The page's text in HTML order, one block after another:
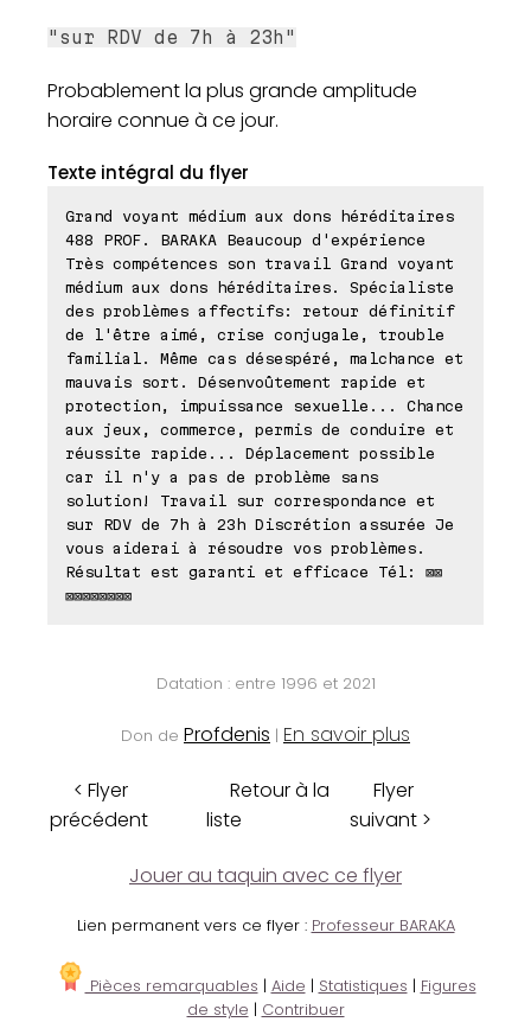
"sur RDV de 7h à 23h"
Probablement la plus grande amplitude
horaire connue à ce jour.
Texte intégral du flyer
Grand voyant médium aux dons héréditaires
488 PROF. BARAKA Beaucoup d'expérience
Très compétences son travail Grand voyant
médium aux dons héréditaires. Spécialiste
des problèmes affectifs: retour définitif
de l'être aimé, crise conjugale, trouble
familial. Même cas désespéré, malchance et
mauvais sort. Désenvoûtement rapide et
protection, impuissance sexuelle... Chance
aux jeux, commerce, permis de conduire et
réussite rapide... Déplacement possible
car il n'y a pas de problème sans
solution! Travail sur correspondance et
sur RDV de 7h à 23h Discrétion assurée Je
vous aiderai à résoudre vos problèmes.
Résultat est garanti et efficace Tél: ⊠⊠
⊠⊠⊠⊠⊠⊠⊠⊠
Datation : entre 1996 et 2021
Don de Profdenis | En savoir plus
< Flyer
précédent
Retour à la
liste
Flyer
suivant >
Jouer au taquin avec ce flyer
Lien permanent vers ce flyer : Professeur BARAKA
Pièces remarquables | Aide | Statistiques | Figures
de style | Contribuer